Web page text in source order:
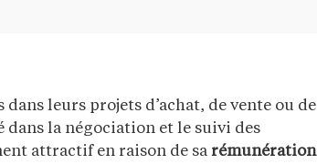
leurs projets d’achat, de vente ou de
la négociation et le suivi des
attractif en raison de sa rémunération